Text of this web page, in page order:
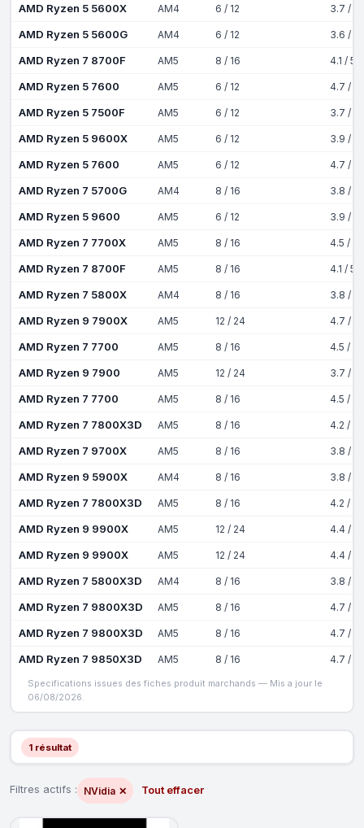
AMD Ryzen 5 5600X AM4 6 / 12 3.7 /
AMD Ryzen 5 5600G AM4 6 / 12 3.6 /
AMD Ryzen 7 8700F AM5 8 / 16 4.1 /
AMD Ryzen 5 7600 AM5 6 / 12 4.7 /
AMD Ryzen 5 7500F AM5 6 / 12 3.7 /
AMD Ryzen 5 9600X AM5 6 / 12 3.9 /
AMD Ryzen 5 7600 AM5 6 / 12 4.7 /
AMD Ryzen 7 5700G AM4 8 / 16 3.8 /
AMD Ryzen 5 9600 AM5 6 / 12 3.9 /
AMD Ryzen 7 7700X AM5 8 / 16 4.5 /
AMD Ryzen 7 8700F AM5 8 / 16 4.1 /
AMD Ryzen 7 5800X AM4 8 / 16 3.8 /
AMD Ryzen 9 7900X AM5 12 / 24 4.7 /
AMD Ryzen 7 7700 AM5 8 / 16 4.5 /
AMD Ryzen 9 7900 AM5 12 / 24 3.7 /
AMD Ryzen 7 7700 AM5 8 / 16 4.5 /
AMD Ryzen 7 7800X3D AM5 8 / 16 4.2 /
AMD Ryzen 7 9700X AM5 8 / 16 3.8 /
AMD Ryzen 9 5900X AM4 8 / 16 3.8 /
AMD Ryzen 7 7800X3D AM5 8 / 16 4.2 /
AMD Ryzen 9 9900X AM5 12 / 24 4.4 /
AMD Ryzen 9 9900X AM5 12 / 24 4.4 /
AMD Ryzen 7 5800X3D AM4 8 / 16 3.8 /
AMD Ryzen 7 9800X3D AM5 8 / 16 4.7 /
AMD Ryzen 7 9800X3D AM5 8 / 16 4.7 /
AMD Ryzen 7 9850X3D AM5 8 / 16 4.7 /
Specifications issues des fiches produit marchands — Mis a jour le
06/08/2026.
1 résultat
Filtres actifs : NVidia ✕ Tout effacer